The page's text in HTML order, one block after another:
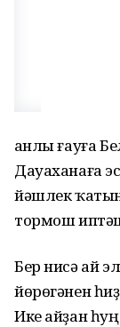
Ҡанлы ғауға
Дауаханаға
йәшлек
тормош
Бер нисә ай
йөрөгәнен
Ике айҙан